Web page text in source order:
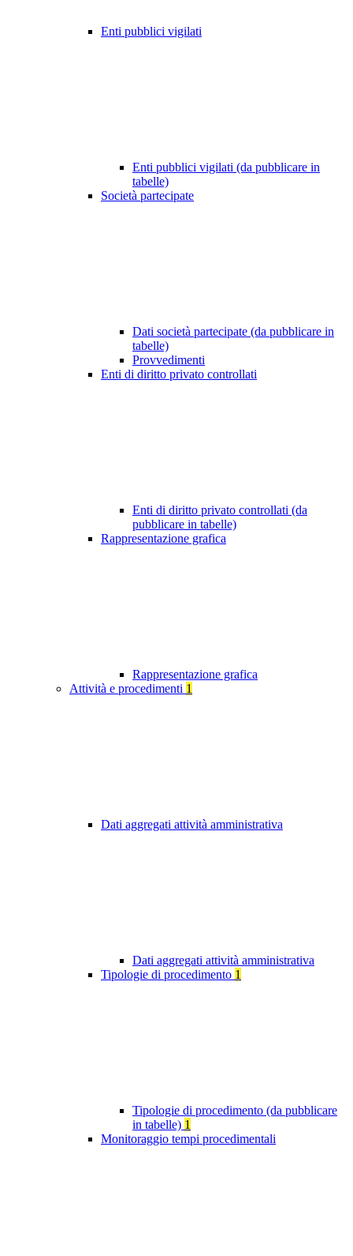
Enti pubblici vigilati
Enti pubblici vigilati (da pubblicare in
tabelle)
Società partecipate
Dati società partecipate (da pubblicare in
tabelle)
Provvedimenti
Enti di diritto privato controllati
Enti di diritto privato controllati (da
pubblicare in tabelle)
Rappresentazione grafica
Rappresentazione grafica
Attività e procedimenti 1
Dati aggregati attività amministrativa
Dati aggregati attività amministrativa
Tipologie di procedimento 1
Tipologie di procedimento (da pubblicare
in tabelle) 1
Monitoraggio tempi procedimentali